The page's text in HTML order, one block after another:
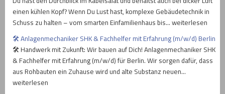
einen kühlen Kopf? Wenn Du Lust hast, komplexe Gebäudetechnik in
Schuss zu halten – vom smarten Einfamilienhaus bis… weiterlesen
🛠️ Anlagenmechaniker SHK & Fachhelfer mit Erfahrung (m/w/d) Berlin
🛠️ Handwerk mit Zukunft: Wir bauen auf Dich! Anlagenmechaniker SHK
& Fachhelfer mit Erfahrung (m/w/d) für Berlin. Wir sorgen dafür, dass
aus Rohbauten ein Zuhause wird und alte Substanz neuen…
weiterlesen